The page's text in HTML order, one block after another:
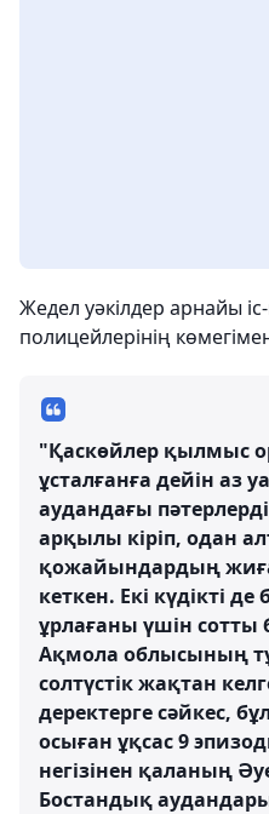
Жедел уәкілдер арнайы
полицейлерінің
"Қаскөйлер қылмыс
ұсталғанға дейін аз
аудандағы
арқылы кіріп, одан
қожайындардың
кеткен. Екі күдікті
ұрлағаны үшін сотты
Ақмола облысының
солтүстік жақтан
деректерге сәйкес,
осыған ұқсас 9
негізінен қаланың
Бостандық